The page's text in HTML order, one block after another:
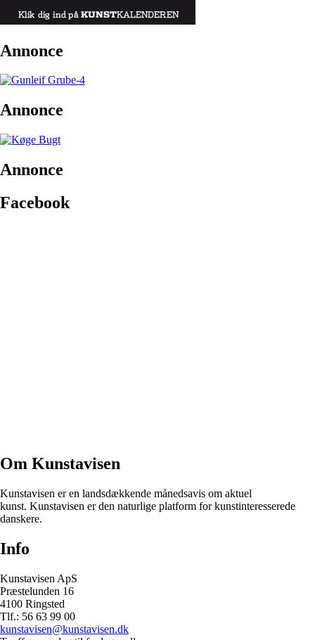
Annonce
Annonce
Annonce
Facebook
Om Kunstavisen
Kunstavisen er en landsdækkende månedsavis om aktuel
kunst. Kunstavisen er den naturlige platform for kunstinteresserede
danskere.
Info
Kunstavisen ApS
Præstelunden 16
4100 Ringsted
Tlf.: 56 63 99 00
kunstavisen@kunstavisen.dk